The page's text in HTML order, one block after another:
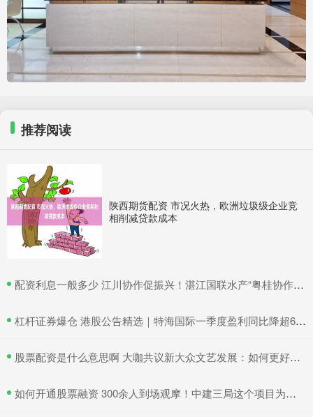
推荐阅读
陕西期货配资 市况火热，欧洲垃圾级企业竞
相削减贷款成本
​配资利息一般多少 江川协作促振兴！湛江国联水产“粤桂协作帮扶车间”在吴川揭牌
​杠杆证券爆仓 港股公告精选｜特海国际一季度盈利同比降超6成 三一国际首季营收超66亿元
​股票配资是什么意思啊 大咖共议新大众文艺发展：如何更好地与时代同频共振
​如何开通股票融资 300余人到场观摩！中建三局这个项目为安全生产示范